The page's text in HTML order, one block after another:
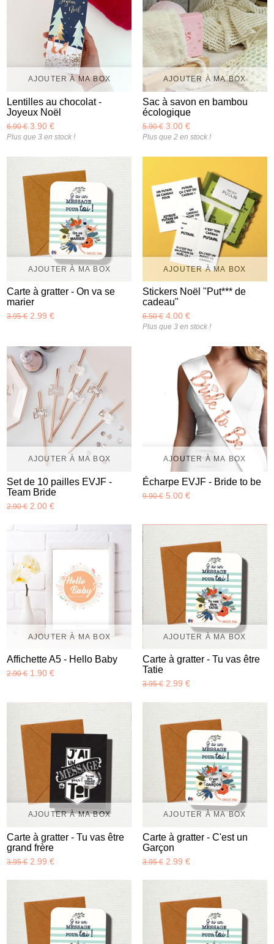
AJOUTER À MA BOX
Lentilles au chocolat -
Joyeux Noël
6.90 €3.90 €
Plus que 3 en stock !
AJOUTER À MA BOX
Sac à savon en bambou
écologique
5.90 €3.00 €
Plus que 2 en stock !
AJOUTER À MA BOX
Carte à gratter - On va se
marier
3.95 €2.99 €
AJOUTER À MA BOX
Stickers Noël "Put*** de
cadeau"
6.50 €4.00 €
Plus que 3 en stock !
AJOUTER À MA BOX
Set de 10 pailles EVJF -
Team Bride
2.90 €2.00 €
AJOUTER À MA BOX
Écharpe EVJF - Bride to be
9.90 €5.00 €
AJOUTER À MA BOX
Affichette A5 - Hello Baby
2.90 €1.90 €
AJOUTER À MA BOX
Carte à gratter - Tu vas être
Tatie
3.95 €2.99 €
AJOUTER À MA BOX
Carte à gratter - Tu vas être
grand frère
3.95 €2.99 €
AJOUTER À MA BOX
Carte à gratter - C'est un
Garçon
3.95 €2.99 €